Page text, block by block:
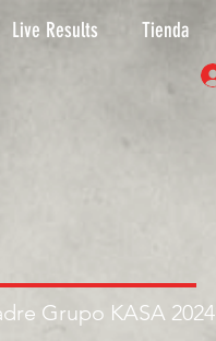
Live Results Tienda
Grupo KASA 2024